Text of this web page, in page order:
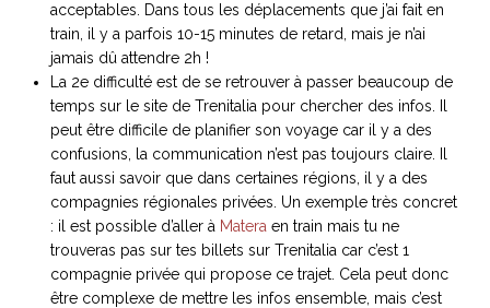
acceptables. Dans tous les déplacements que j’ai fait en
train, il y a parfois 10-15 minutes de retard, mais je n’ai
jamais dû attendre 2h !
La 2e difficulté est de se retrouver à passer beaucoup de
temps sur le site de Trenitalia pour chercher des infos. Il
peut être difficile de planifier son voyage car il y a des
confusions, la communication n’est pas toujours claire. Il
faut aussi savoir que dans certaines régions, il y a des
compagnies régionales privées. Un exemple très concret
: il est possible d’aller à Matera en train mais tu ne
trouveras pas sur tes billets sur Trenitalia car c’est 1
compagnie privée qui propose ce trajet. Cela peut donc
être complexe de mettre les infos ensemble, mais c’est